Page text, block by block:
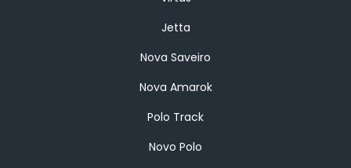
Jetta
Nova Saveiro
Nova Amarok
Polo Track
Novo Polo